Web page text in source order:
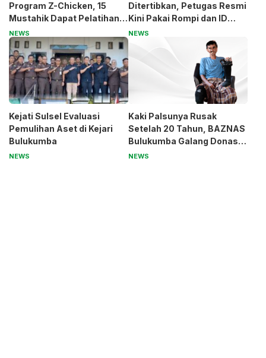
Program Z-Chicken, 15
Mustahik Dapat Pelatihan
dan Modal Usaha
NEWS
Ditertibkan, Petugas Resmi
Kini Pakai Rompi dan ID
Card
NEWS
Kejati Sulsel Evaluasi
Pemulihan Aset di Kejari
Bulukumba
NEWS
Kaki Palsunya Rusak
Setelah 20 Tahun, BAZNAS
Bulukumba Galang Donasi
untuk Pak Pardi
NEWS